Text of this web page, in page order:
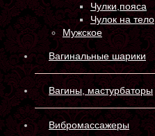
Чулки,пояса
Чулок на тело
Мужское
Вагинальные шарики
Вагины, мастурбаторы
Вибромассажеры